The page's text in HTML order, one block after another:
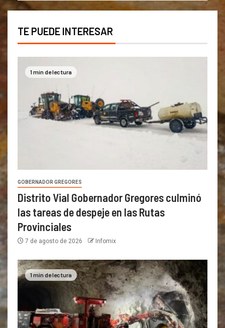
TE PUEDE INTERESAR
1 min de lectura
GOBERNADOR GREGORES
Distrito Vial Gobernador Gregores culminó
las tareas de despeje en las Rutas
Provinciales
7 de agosto de 2026 Infomix
1 min de lectura